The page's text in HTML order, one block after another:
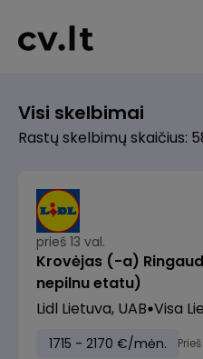
Visi skelbimai
Rastų skelbimų skaičius:
prieš 13 val.
Krovėjas (-a)
nepilnu etatu)
Lidl Lietuva, UAB Visa
1715 - 2170 €/mėn.